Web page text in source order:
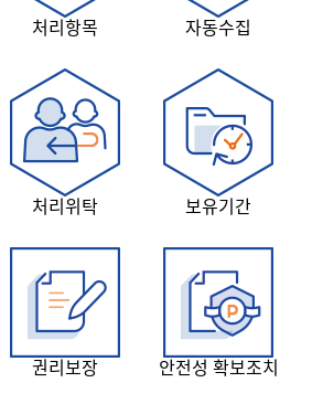
처리항목 자동수집
처리위탁 보유기간
권리보장 안전성 확보조치